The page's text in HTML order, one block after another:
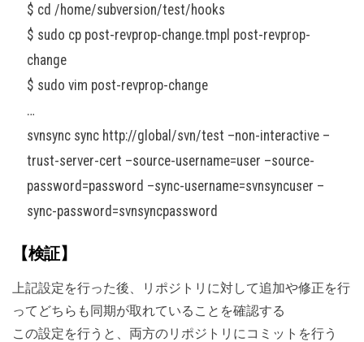
$ cd /home/subversion/test/hooks
$ sudo cp post-revprop-change.tmpl post-revprop-
change
$ sudo vim post-revprop-change
…
svnsync sync http://global/svn/test –non-interactive –
trust-server-cert –source-username=user –source-
password=password –sync-username=svnsyncuser –
sync-password=svnsyncpassword
【検証】
上記設定を行った後、リポジトリに対して追加や修正を行
ってどちらも同期が取れていることを確認する
この設定を行うと、両方のリポジトリにコミットを行う